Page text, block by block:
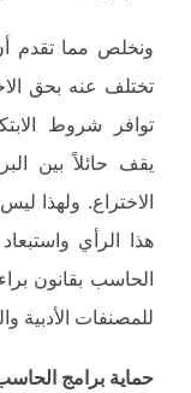
ونخلص مما تقدم
تختلف عنه بحق
توافر شروط
يقف حائلاً بين
الاختراع. ولهذا
هذا الرأي
الحاسب بقانون
للمصنفات الأدبية
حماية برامج